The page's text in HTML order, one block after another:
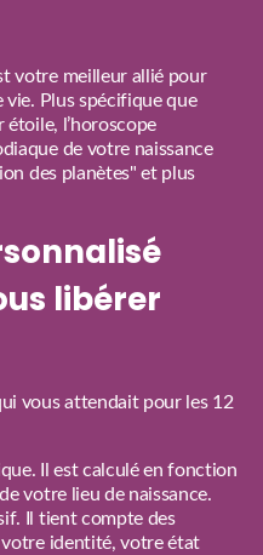
votre meilleur allié pour
vie. Plus spécifique que
étoile, l’horoscope
de votre naissance
des planètes" et plus
libérer
vous attendait pour les 12
Il est calculé en fonction
votre lieu de naissance.
Il tient compte des
identité, votre état